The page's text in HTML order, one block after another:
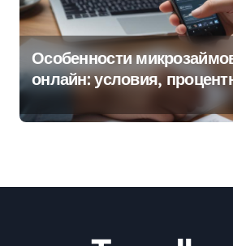
Особенности
онлайн: условия,
ставки и порядок